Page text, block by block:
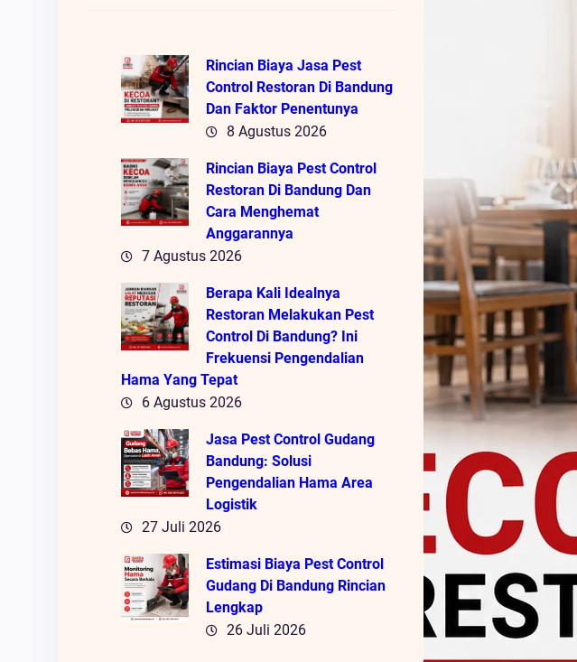
Rincian Biaya Jasa Pest
Control Restoran Di Bandung
Dan Faktor Penentunya
8 Agustus 2026
Rincian Biaya Pest Control
Restoran Di Bandung Dan
Cara Menghemat
Anggarannya
7 Agustus 2026
Berapa Kali Idealnya
Restoran Melakukan Pest
Control Di Bandung? Ini
Frekuensi Pengendalian
Hama Yang Tepat
6 Agustus 2026
Jasa Pest Control Gudang
Bandung: Solusi
Pengendalian Hama Area
Logistik
27 Juli 2026
Estimasi Biaya Pest Control
Gudang Di Bandung Rincian
Lengkap
26 Juli 2026